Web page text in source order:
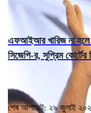
এফআইআর খারিজ না হলে
সিজেপি-র, সুপ্রিম কোর্টের
শেষ আপডেট: ২৯ জুলাই